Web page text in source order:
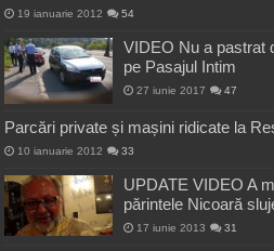
19 ianuarie 2012 54
VIDEO Nu a pastrat
pe Pasajul Intim
27 iunie 2017 47
Parcări private și mașini ridicate la
10 ianuarie 2012 33
UPDATE VIDEO A
părintele Nicoară
17 iunie 2013 31